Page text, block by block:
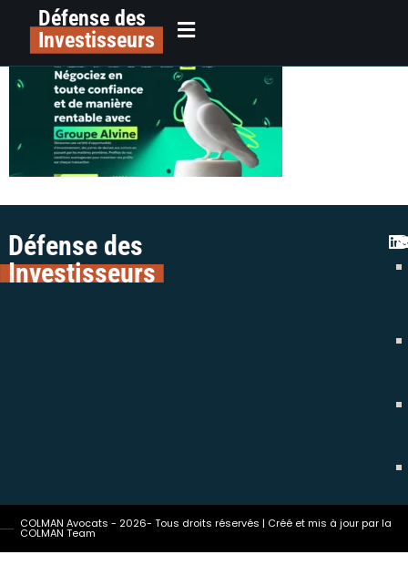
principalDéfense des
Investisseurs
Groupe Alvine – [alvinegroup.com]
Défense des
Investisseurs
COLMAN Avocats - 2026- Tous droits réservés | Créé et mis à jour par la
COLMAN Team